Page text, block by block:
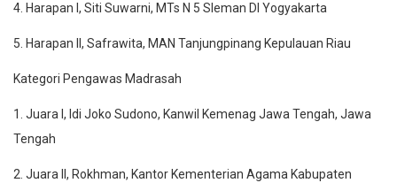
4. Harapan I, Siti Suwarni, MTs N 5 Sleman DI Yogyakarta
5. Harapan II, Safrawita, MAN Tanjungpinang Kepulauan Riau
Kategori Pengawas Madrasah
1. Juara I, Idi Joko Sudono, Kanwil Kemenag Jawa Tengah, Jawa
Tengah
2. Juara II, Rokhman, Kantor Kementerian Agama Kabupaten